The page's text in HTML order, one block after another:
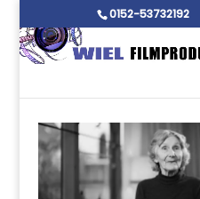
0152-53732192